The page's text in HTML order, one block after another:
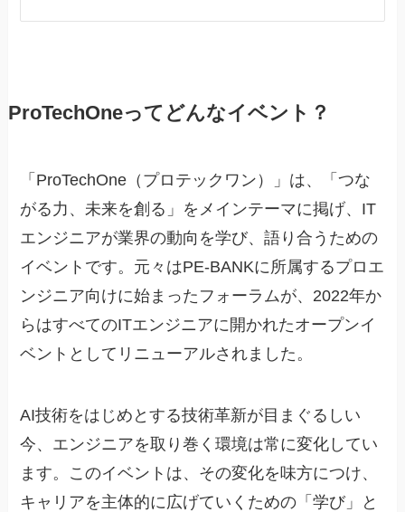
ProTechOneってどんなイベント？
「ProTechOne（プロテックワン）」は、「つな
がる力、未来を創る」をメインテーマに掲げ、IT
エンジニアが業界の動向を学び、語り合うための
イベントです。元々はPE-BANKに所属するプロエ
ンジニア向けに始まったフォーラムが、2022年か
らはすべてのITエンジニアに開かれたオープンイ
ベントとしてリニューアルされました。
AI技術をはじめとする技術革新が目まぐるしい
今、エンジニアを取り巻く環境は常に変化してい
ます。このイベントは、その変化を味方につけ、
キャリアを主体的に広げていくための「学び」と